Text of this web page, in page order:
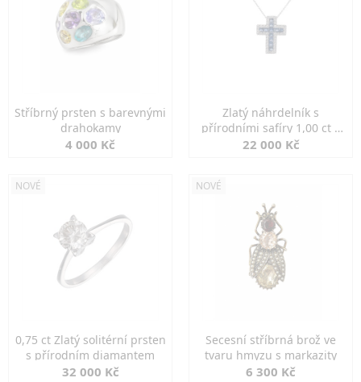
Stříbrný prsten s barevnými
drahokamy
4 000 Kč
Zlatý náhrdelník s
přírodními safíry 1,00 ct a
diamanty
22 000 Kč
NOVÉ
0,75 ct Zlatý solitérní prsten
s přírodním diamantem
32 000 Kč
NOVÉ
Secesní stříbrná brož ve
tvaru hmyzu s markazity
6 300 Kč